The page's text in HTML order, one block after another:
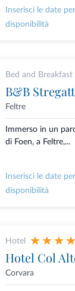
Inserisci le date
disponibilità
Bed and Breakfast
B&B
Feltre
Immerso in un
di Foen, a Feltre,...
Inserisci le date
disponibilità
Hotel
Hotel Col
Corvara